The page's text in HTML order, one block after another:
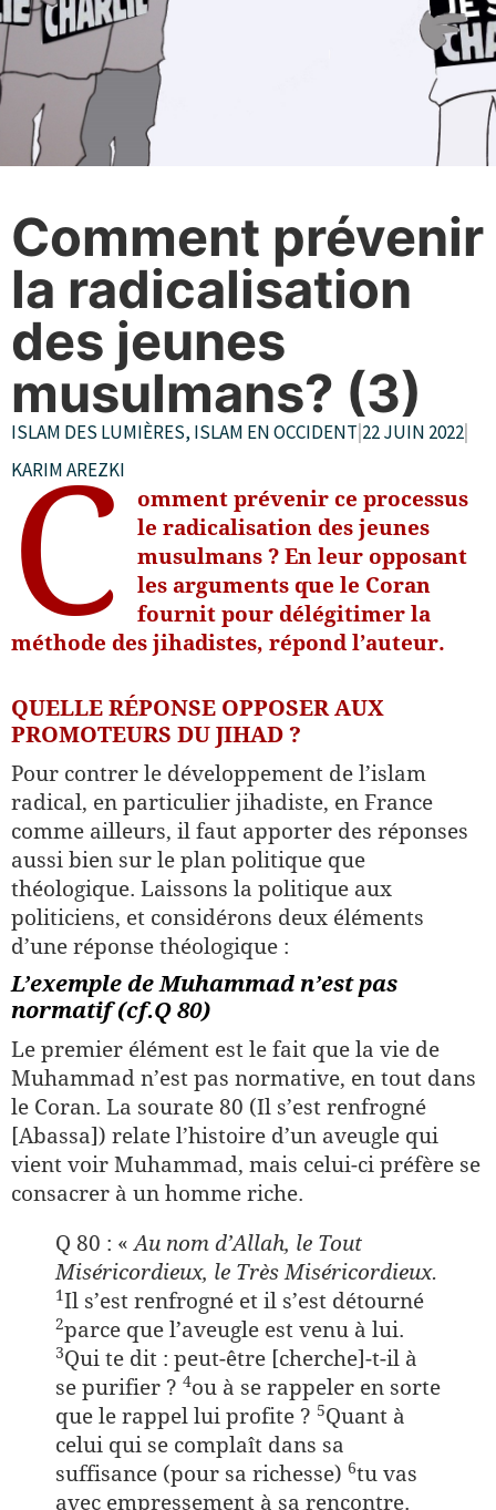
Comment prévenir
la radicalisation
des jeunes
musulmans? (3)
ISLAM DES LUMIÈRES, ISLAM EN OCCIDENT 22 JUIN 2022
KARIM AREZKI
C
omment prévenir ce processus
le radicalisation des jeunes
musulmans ? En leur opposant
les arguments que le Coran
fournit pour délégitimer la
méthode des jihadistes, répond l’auteur.
QUELLE RÉPONSE OPPOSER AUX
PROMOTEURS DU JIHAD ?
Pour contrer le développement de l’islam
radical, en particulier jihadiste, en France
comme ailleurs, il faut apporter des réponses
aussi bien sur le plan politique que
théologique. Laissons la politique aux
politiciens, et considérons deux éléments
d’une réponse théologique :
L’exemple de Muhammad n’est pas
normatif (cf.Q 80)
Le premier élément est le fait que la vie de
Muhammad n’est pas normative, en tout dans
le Coran. La sourate 80 (Il s’est renfrogné
[Abassa]) relate l’histoire d’un aveugle qui
vient voir Muhammad, mais celui-ci préfère se
consacrer à un homme riche.
Q 80 : « Au nom d’Allah, le Tout
Miséricordieux, le Très Miséricordieux.
1Il s’est renfrogné et il s’est détourné
2parce que l’aveugle est venu à lui.
3Qui te dit : peut-être [cherche]-t-il à
se purifier ? 4ou à se rappeler en sorte
que le rappel lui profite ? 5Quant à
celui qui se complaît dans sa
suffisance (pour sa richesse) 6tu vas
avec empressement à sa rencontre.